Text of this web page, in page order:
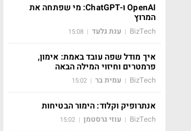
OpenAI ו-ChatGPT: מי שפתחה את
המרוץ
BizTech
| ענת גלעד |
15:08
איך מודל שפה עובד באמת: אימון,
פרמטרים וחיזוי המילה הבאה
BizTech
| עמית בר |
15:02
אנתרופיק וקלוד: הימור הבטיחות
BizTech
| עוזי גרסטמן |
15:02